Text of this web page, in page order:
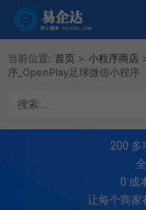
当前位置: 首页 > 小程序商店
序_OpenPlay足球微信小程序
200 多
0 成
让每个商家